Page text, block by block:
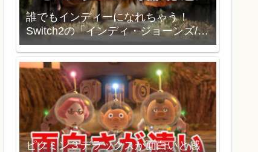
誰でもインディーになれちゃう！
Switch2の「インディ・ジョーンズ/大
いなる円環」を買いました。
ピクミン３デラックスが面白いと感